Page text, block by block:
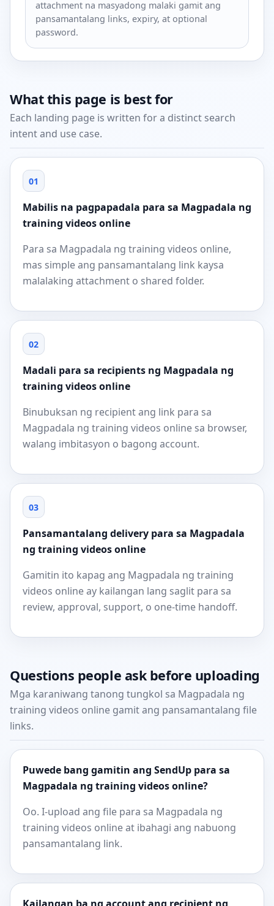
attachment na masyadong malaki gamit ang
pansamantalang links, expiry, at optional
password.
What this page is best for
Each landing page is written for a distinct search
intent and use case.
01
Mabilis na pagpapadala para sa Magpadala ng
training videos online
Para sa Magpadala ng training videos online,
mas simple ang pansamantalang link kaysa
malalaking attachment o shared folder.
02
Madali para sa recipients ng Magpadala ng
training videos online
Binubuksan ng recipient ang link para sa
Magpadala ng training videos online sa browser,
walang imbitasyon o bagong account.
03
Pansamantalang delivery para sa Magpadala
ng training videos online
Gamitin ito kapag ang Magpadala ng training
videos online ay kailangan lang saglit para sa
review, approval, support, o one-time handoff.
Questions people ask before uploading
Mga karaniwang tanong tungkol sa Magpadala ng
training videos online gamit ang pansamantalang file
links.
Puwede bang gamitin ang SendUp para sa
Magpadala ng training videos online?
Oo. I-upload ang file para sa Magpadala ng
training videos online at ibahagi ang nabuong
pansamantalang link.